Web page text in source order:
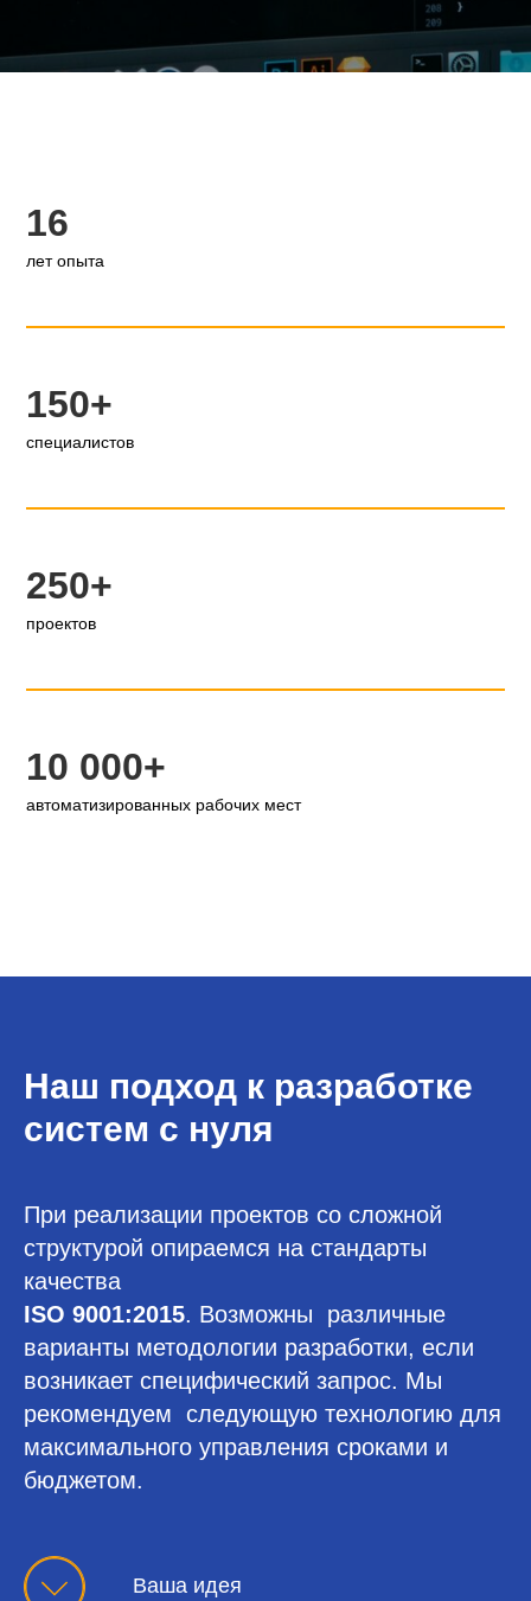
16
лет опыта
150+
специалистов
250+
проектов
10 000+
автоматизированных рабочих мест
Наш подход к разработке
систем с нуля
При реализации проектов со сложной
структурой опираемся на стандарты
качества
ISO 9001:2015. Возможны различные
варианты методологии разработки, если
возникает специфический запрос. Мы
рекомендуем следующую технологию для
максимального управления сроками и
бюджетом.
Ваша идея